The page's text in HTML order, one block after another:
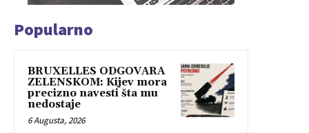
Popularno
BRUXELLES ODGOVARA
ZELENSKOM: Kijev mora
precizno navesti šta mu
nedostaje
6 Augusta, 2026